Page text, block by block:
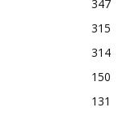
347
315
314
150
131